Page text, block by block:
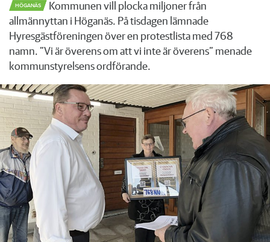
HÖGANÄS
Kommunen vill plocka miljoner från
allmännyttan i Höganäs. På tisdagen lämnade
Hyresgästföreningen över en protestlista med 768
namn. ”Vi är överens om att vi inte är överens” menade
kommunstyrelsens ordförande.